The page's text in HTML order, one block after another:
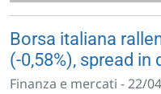
Borsa italiana
(-0,58%), spread in
Finanza e mercati - 22/